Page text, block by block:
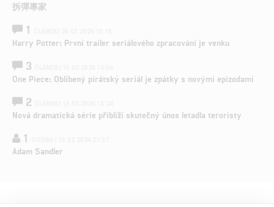
拆彈專家
1
Harry Potter: První trailer seriálového zpracování je venku
3
One Piece: Oblíbený pirátský seriál je zpátky s novými epizodami
2
Nová dramatická série přiblíží skutečný únos letadla teroristy
1
Adam Sandler